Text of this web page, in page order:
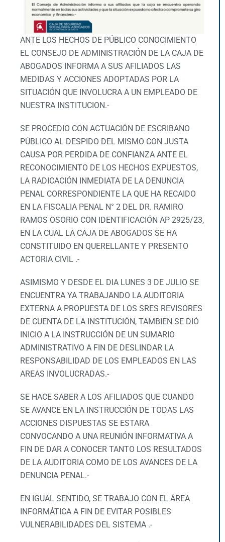
ANTE LOS HECHOS DE PÚBLICO CONOCIMIENTO
EL CONSEJO DE ADMINISTRACIÓN DE LA CAJA DE
ABOGADOS INFORMA A SUS AFILIADOS LAS
MEDIDAS Y ACCIONES ADOPTADAS POR LA
SITUACIÓN QUE INVOLUCRA A UN EMPLEADO DE
NUESTRA INSTITUCION.-
SE PROCEDIO CON ACTUACIÓN DE ESCRIBANO
PÚBLICO AL DESPIDO DEL MISMO CON JUSTA
CAUSA POR PERDIDA DE CONFIANZA ANTE EL
RECONOCIMIENTO DE LOS HECHOS EXPUESTOS,
LA RADICACIÓN INMEDIATA DE LA DENUNCIA
PENAL CORRESPONDIENTE LA QUE HA RECAIDO
EN LA FISCALIA PENAL N° 2 DEL DR. RAMIRO
RAMOS OSORIO CON IDENTIFICACIÓN AP 2925/23,
EN LA CUAL LA CAJA DE ABOGADOS SE HA
CONSTITUIDO EN QUERELLANTE Y PRESENTO
ACTORIA CIVIL .-
ASIMISMO Y DESDE EL DIA LUNES 3 DE JULIO SE
ENCUENTRA YA TRABAJANDO LA AUDITORIA
EXTERNA A PROPUESTA DE LOS SRES REVISORES
DE CUENTA DE LA INSTITUCIÓN, TAMBIEN SE DIÓ
INICIO A LA INSTRUCCIÓN DE UN SUMARIO
ADMINISTRATIVO A FIN DE DESLINDAR LA
RESPONSABILIDAD DE LOS EMPLEADOS EN LAS
AREAS INVOLUCRADAS.-
SE HACE SABER A LOS AFILIADOS QUE CUANDO
SE AVANCE EN LA INSTRUCCIÓN DE TODAS LAS
ACCIONES DISPUESTAS SE ESTARA
CONVOCANDO A UNA REUNIÓN INFORMATIVA A
FIN DE DAR A CONOCER TANTO LOS RESULTADOS
DE LA AUDITORIA COMO DE LOS AVANCES DE LA
DENUNCIA PENAL.-
EN IGUAL SENTIDO, SE TRABAJO CON EL ÁREA
INFORMÁTICA A FIN DE EVITAR POSIBLES
VULNERABILIDADES DEL SISTEMA .-